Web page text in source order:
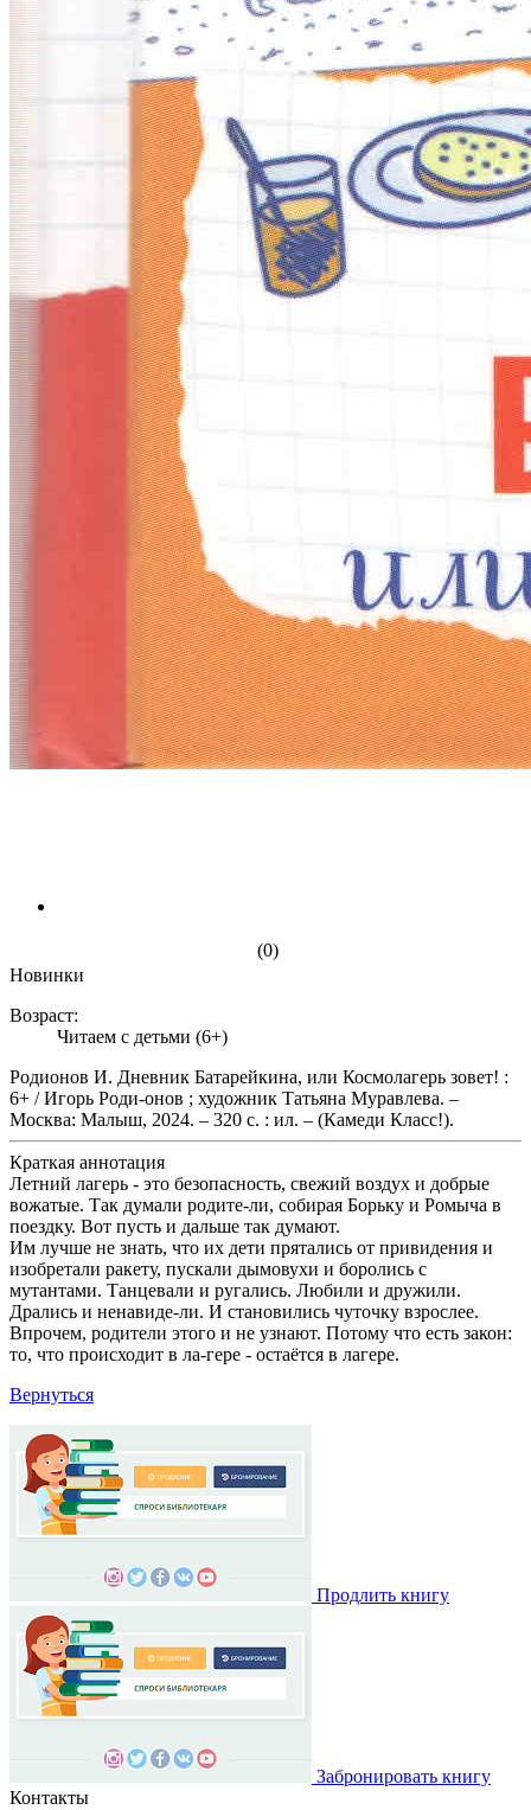
(0)
Новинки
Возраст:
Читаем с детьми (6+)
Родионов И. Дневник Батарейкина, или Космолагерь зовет! :
6+ / Игорь Роди-онов ; художник Татьяна Муравлева. –
Москва: Малыш, 2024. – 320 с. : ил. – (Камеди Класс!).
Краткая аннотация
Летний лагерь - это безопасность, свежий воздух и добрые
вожатые. Так думали родите-ли, собирая Борьку и Ромыча в
поездку. Вот пусть и дальше так думают.
Им лучше не знать, что их дети прятались от привидения и
изобретали ракету, пускали дымовухи и боролись с
мутантами. Танцевали и ругались. Любили и дружили.
Дрались и ненавиде-ли. И становились чуточку взрослее.
Впрочем, родители этого и не узнают. Потому что есть закон:
то, что происходит в ла-гере - остаётся в лагере.
Вернуться
Продлить книгу
Забронировать книгу
Контакты